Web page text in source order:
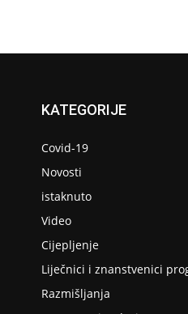
KATEGORIJE
Covid-19
Novosti
istaknuto
Video
Cijepljenje
Liječnici i znanstvenici
Razmišljanja